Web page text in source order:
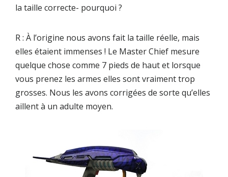
la taille correcte- pourquoi ?
R : À l’origine nous avons fait la taille réelle, mais
elles étaient immenses ! Le Master Chief mesure
quelque chose comme 7 pieds de haut et lorsque
vous prenez les armes elles sont vraiment trop
grosses. Nous les avons corrigées de sorte qu’elles
aillent à un adulte moyen.